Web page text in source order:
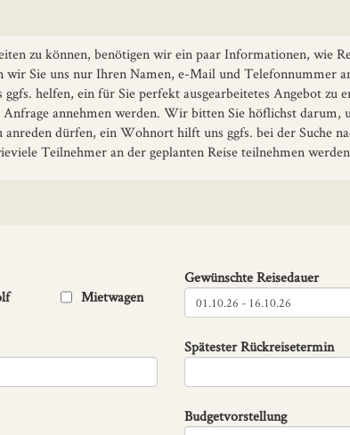
zu können, benötigen wir ein paar Informationen, wie
Sie uns nur Ihren Namen, e-Mail und Telefonnummer
helfen, ein für Sie perfekt ausgearbeitetes Angebot zu
annehmen werden. Wir bitten Sie höflichst
dürfen, ein Wohnort hilft uns ggfs. bei der Suche
Teilnehmer an der geplanten Reise teilnehmen
Mietwagen
Gewünschte Reisedauer
Spätester Rückreisetermin
Budgetvorstellung